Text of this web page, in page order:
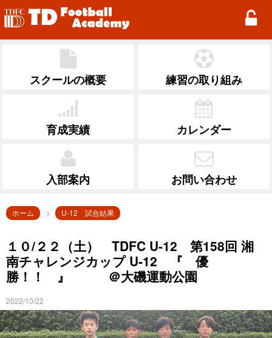
スクールの概要 練習の取り組み
育成実績 カレンダー
入部案内 お問い合わせ
ホーム U-12 試合結果
１０/２２（土） TDFC U-12 第158回 湘
南チャレンジカップ U-12 『 優
勝！！ 』 ＠大磯運動公園
2022/10/22